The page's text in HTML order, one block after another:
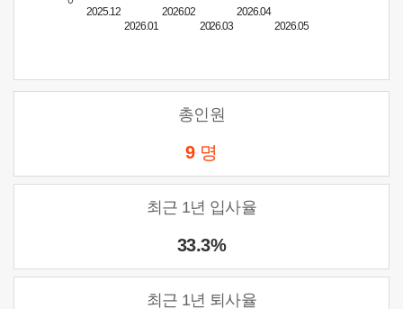
2025.12
2026.01
2026.02
2026.03
2026.04
2026.05
총인원
9 명
최근 1년 입사율
33.3%
최근 1년 퇴사율